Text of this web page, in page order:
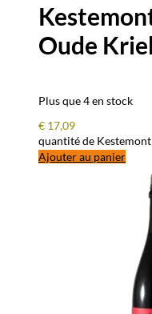
Oude
Plus que 4 en stock
€ 17,09
quantité de
Ajouter au panier